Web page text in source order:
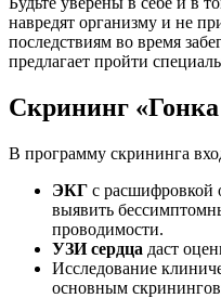
навредят организму и не
последствиям во время
предлагает пройти
Скрининг «Гонка
В программу cкрининга
ЭКГ с расшифровкой
выявить
проводимости.
УЗИ сердца даст
Исследование
основным